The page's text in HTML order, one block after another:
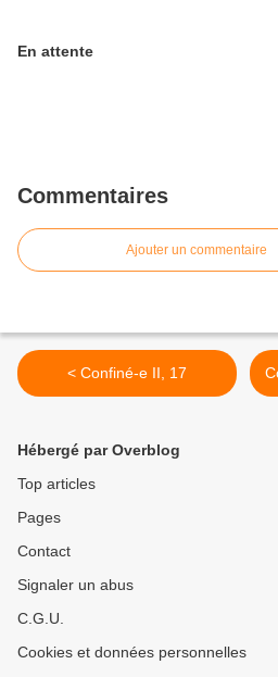
En attente
Commentaires
Ajouter un commentaire
< Confiné-e II, 17
Hébergé par Overblog
Top articles
Pages
Contact
Signaler un abus
C.G.U.
Cookies et données personnelles